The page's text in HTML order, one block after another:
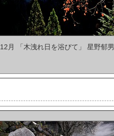
12月 「木洩れ日を浴びて」 星野郁男